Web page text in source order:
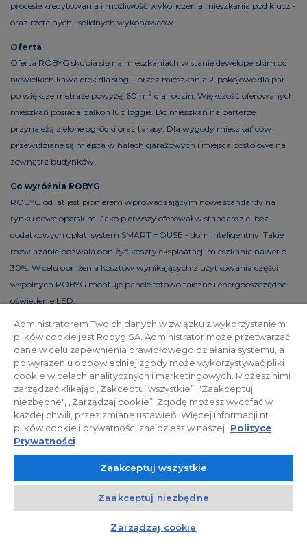
procesie kredytowania i możliwość wykończenia mieszkania pod klucz -
oraz rzetelnych i solidnych wykonawców.
Oferta
Oferta ROBYG skupia się na mieszkaniach w stanie deweloperskim od
niewielkich kawalerek dla singli, przez mieszkania 2-pokojowe dla par,
po większe metraże powyżej 60 m2 dla rodzin. Większość oferowanych
mieszkań posiada balkon lub loggie. Do mieszkań na parterze
przynależą zielone ogródki oraz tarasy. Dla wygody mieszkańców
przewidziane są miejsca w halach garażowych i miejsca postojowe na
zewnątrz budynków.
Co wyróżnia ROBYG
ROBYG od lat jest pionierem wprowadzającym nowe standardy na
rynku deweloperskim. Jako pierwszy oferował w standardzie, bez
dodatkowych opłat, system SMART HOUSE - dom inteligentny. Takie
rozwiązanie pozwala obniżyć koszty eksploatacji mieszkania nawet o
30%. W celu obniżenia kosztów wynikających z użytkowania części
wspólnych ROBYG montuje panele fotowoltaiczne i energooszczędne
oświetlenie LED.
Polityka prywatności Relacje inwestorskie
Facebook
© 2026 ROBYG. Wszystkie prawa zastrzeżone. Powyższa oferta i
przedstawione materiały graficzne mają charakter jedynie
informacyjny, nie mogą być traktowane jako ostateczne projekty
realizacyjne, nie stanowią również oferty handlowej w rozumieniu art.
66 §1 Kodeksu Cywilnego oraz innych właściwych przepisów prawnych.
Czat z doradcą
Administratorem Twoich danych w związku z wykorzystaniem
plików cookie jest Robyg SA. Administrator może przetwarzać
dane w celu zapewnienia prawidłowego działania systemu, a
po wyrażeniu odpowiedniej zgody może wykorzystywać pliki
cookie w celach analitycznych i marketingowych. Możesz nimi
zarządzać klikając „Zakceptuj wszystkie”, "Zaakceptuj
niezbędne", „Zarządzaj cookie”. Zgodę możesz wycofać w
każdej chwili, przez zmianę ustawień. Więcej informacji nt.
plików cookie i prywatności znajdziesz w naszej Polityce
Prywatności
Zaakceptuj wszystkie
Zaakceptuj niezbędne
Zarządzaj cookie